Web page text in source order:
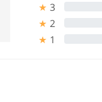
★ 3
★ 2
★ 1